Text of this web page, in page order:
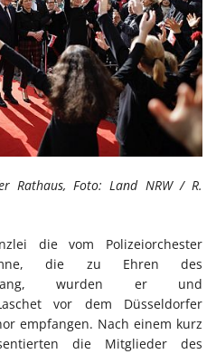
Rathaus, Foto: Land NRW / R.
die vom Polizeiorchester
die zu Ehren des
wurden er und
vor dem Düsseldorfer
empfangen. Nach einem kurz
die Mitglieder des